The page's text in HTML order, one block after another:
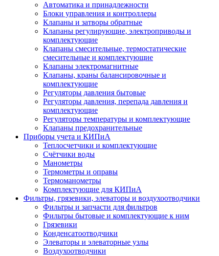
Автоматика и принадлежности
Блоки управления и контроллеры
Клапаны и затворы обратные
Клапаны регулирующие, электроприводы и
комплектующие
Клапаны смесительные, термостатические
смесительные и комплектующие
Клапаны электромагнитные
Клапаны, краны балансировочные и
комплектующие
Регуляторы давления бытовые
Регуляторы давления, перепада давления и
комплектующие
Регуляторы температуры и комплектующие
Клапаны предохранительные
Приборы учета и КИПиА
Теплосчетчики и комплектующие
Счётчики воды
Манометры
Термометры и оправы
Термоманометры
Комплектующие для КИПиА
Фильтры, грязевики, элеваторы и воздухоотводчики
Фильтры и запчасти для фильтров
Фильтры бытовые и комплектующие к ним
Грязевики
Конденсатоотводчики
Элеваторы и элеваторные узлы
Воздухоотводчики